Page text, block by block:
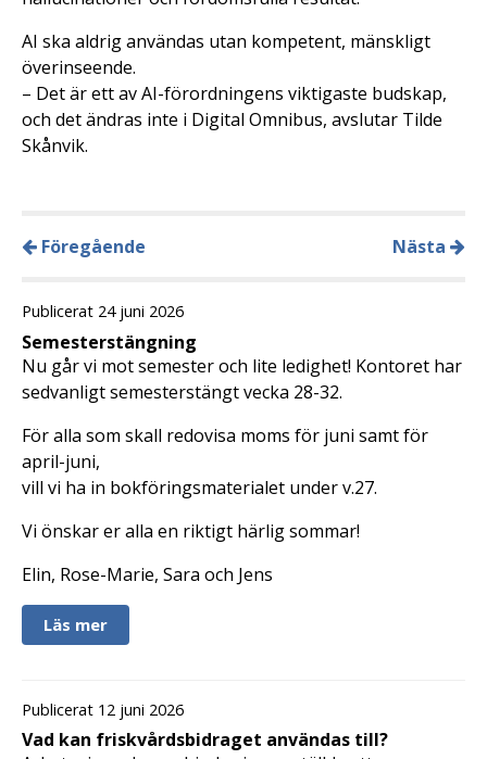
AI ska aldrig användas utan kompetent, mänskligt
överinseende.
– Det är ett av AI-förordningens viktigaste budskap,
och det ändras inte i Digital Omnibus, avslutar Tilde
Skånvik.
Föregående Nästa
Publicerat 24 juni 2026
Semesterstängning
Nu går vi mot semester och lite ledighet! Kontoret har
sedvanligt semesterstängt vecka 28-32.
För alla som skall redovisa moms för juni samt för
april-juni,
vill vi ha in bokföringsmaterialet under v.27.
Vi önskar er alla en riktigt härlig sommar!
Elin, Rose-Marie, Sara och Jens
Läs mer
Publicerat 12 juni 2026
Vad kan friskvårdsbidraget användas till?